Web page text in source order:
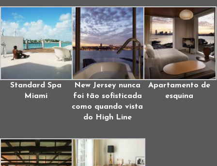
Standard Spa
Miami
New Jersey nunca
foi tão sofisticada
como quando vista
do High Line
Apartamento de
esquina